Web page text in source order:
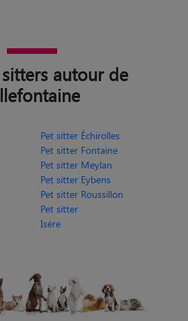
autour de
Pet sitter Échirolles
Pet sitter Fontaine
Pet sitter Meylan
Pet sitter Eybens
Pet sitter Roussillon
Pet sitter
Isère